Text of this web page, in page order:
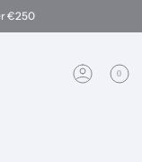
€250
Cuenta
0